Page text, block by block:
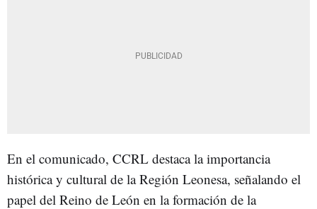
En el comunicado, CCRL destaca la importancia
histórica y cultural de la Región Leonesa, señalando el
papel del Reino de León en la formación de la